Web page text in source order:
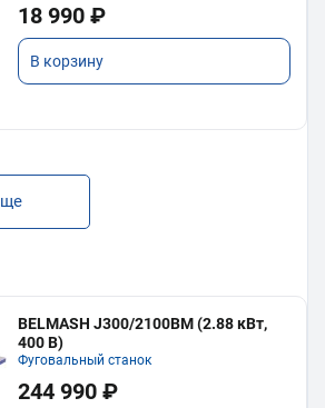
18 990 ₽
В корзину
BELMASH J300/2100ВМ (2.88 кВт,
400 В)
Фуговальный станок
244 990 ₽